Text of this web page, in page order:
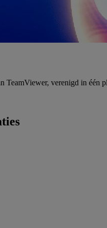
TeamViewer, verenigd in één